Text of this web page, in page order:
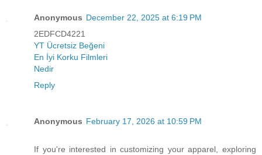
Anonymous December 22, 2025 at 6:19 PM
2EDFCD4221
YT Ücretsiz Beğeni
En İyi Korku Filmleri
Nedir
Reply
Anonymous February 17, 2026 at 10:59 PM
If you're interested in customizing your apparel, exploring